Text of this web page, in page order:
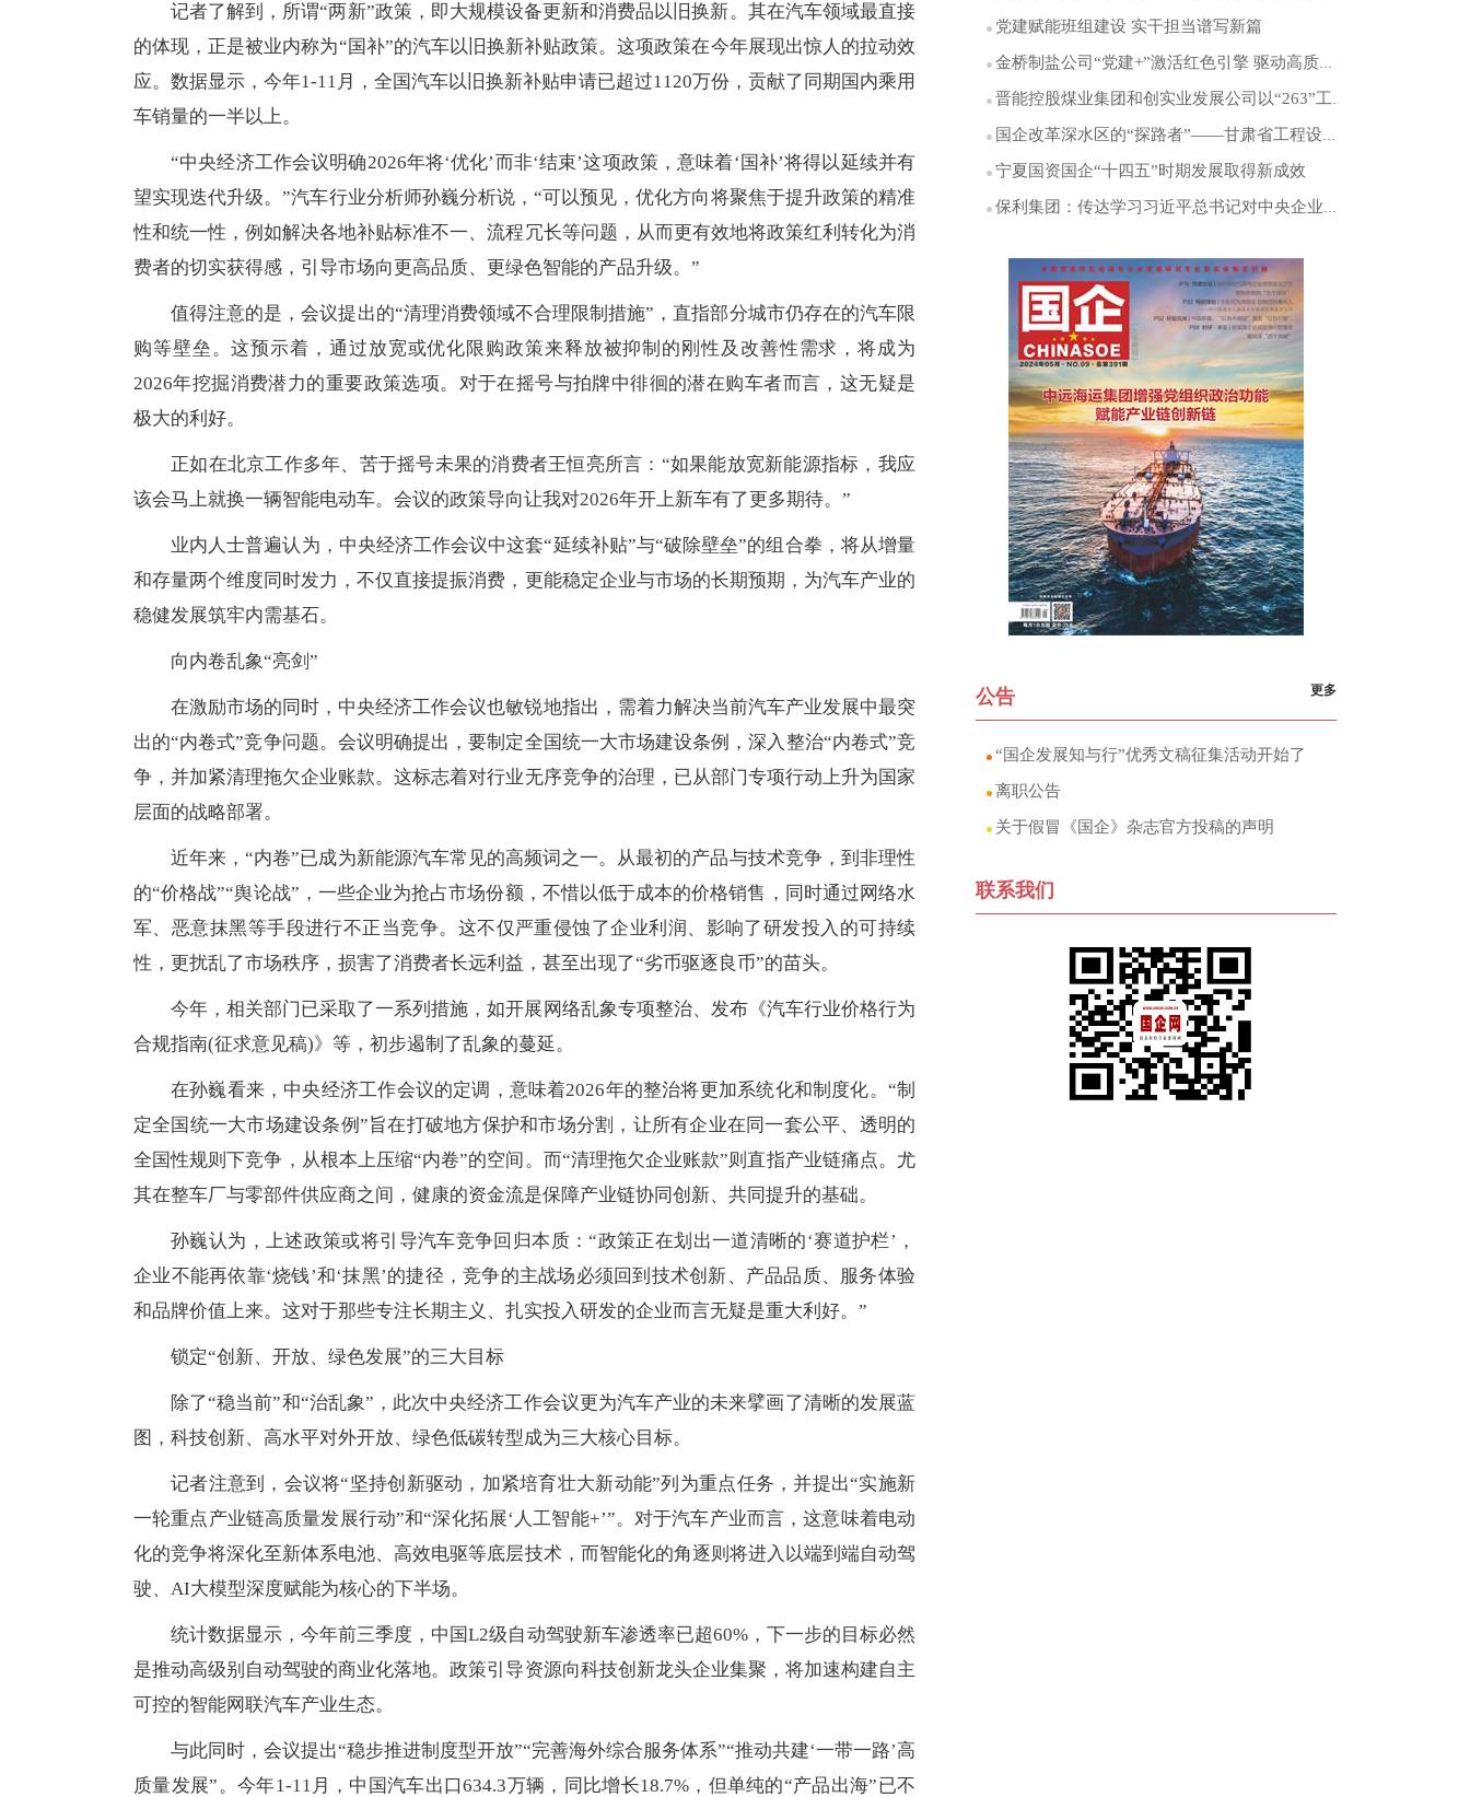
记者了解到，所谓“两新”政策，即大规模设备更新和消费品以旧换新。其在汽车领域最直接
的体现，正是被业内称为“国补”的汽车以旧换新补贴政策。这项政策在今年展现出惊人的拉动效
应。数据显示，今年1-11月，全国汽车以旧换新补贴申请已超过1120万份，贡献了同期国内乘用
车销量的一半以上。
“中央经济工作会议明确2026年将‘优化’而非‘结束’这项政策，意味着‘国补’将得以延续并有
望实现迭代升级。”汽车行业分析师孙巍分析说，“可以预见，优化方向将聚焦于提升政策的精准
性和统一性，例如解决各地补贴标准不一、流程冗长等问题，从而更有效地将政策红利转化为消
费者的切实获得感，引导市场向更高品质、更绿色智能的产品升级。”
值得注意的是，会议提出的“清理消费领域不合理限制措施”，直指部分城市仍存在的汽车限
购等壁垒。这预示着，通过放宽或优化限购政策来释放被抑制的刚性及改善性需求，将成为
2026年挖掘消费潜力的重要政策选项。对于在摇号与拍牌中徘徊的潜在购车者而言，这无疑是
极大的利好。
正如在北京工作多年、苦于摇号未果的消费者王恒亮所言：“如果能放宽新能源指标，我应
该会马上就换一辆智能电动车。会议的政策导向让我对2026年开上新车有了更多期待。”
业内人士普遍认为，中央经济工作会议中这套“延续补贴”与“破除壁垒”的组合拳，将从增量
和存量两个维度同时发力，不仅直接提振消费，更能稳定企业与市场的长期预期，为汽车产业的
稳健发展筑牢内需基石。
向内卷乱象“亮剑”
在激励市场的同时，中央经济工作会议也敏锐地指出，需着力解决当前汽车产业发展中最突
出的“内卷式”竞争问题。会议明确提出，要制定全国统一大市场建设条例，深入整治“内卷式”竞
争，并加紧清理拖欠企业账款。这标志着对行业无序竞争的治理，已从部门专项行动上升为国家
层面的战略部署。
近年来，“内卷”已成为新能源汽车常见的高频词之一。从最初的产品与技术竞争，到非理性
的“价格战”“舆论战”，一些企业为抢占市场份额，不惜以低于成本的价格销售，同时通过网络水
军、恶意抹黑等手段进行不正当竞争。这不仅严重侵蚀了企业利润、影响了研发投入的可持续
性，更扰乱了市场秩序，损害了消费者长远利益，甚至出现了“劣币驱逐良币”的苗头。
今年，相关部门已采取了一系列措施，如开展网络乱象专项整治、发布《汽车行业价格行为
合规指南(征求意见稿)》等，初步遏制了乱象的蔓延。
在孙巍看来，中央经济工作会议的定调，意味着2026年的整治将更加系统化和制度化。“制
定全国统一大市场建设条例”旨在打破地方保护和市场分割，让所有企业在同一套公平、透明的
全国性规则下竞争，从根本上压缩“内卷”的空间。而“清理拖欠企业账款”则直指产业链痛点。尤
其在整车厂与零部件供应商之间，健康的资金流是保障产业链协同创新、共同提升的基础。
孙巍认为，上述政策或将引导汽车竞争回归本质：“政策正在划出一道清晰的‘赛道护栏’，
企业不能再依靠‘烧钱’和‘抹黑’的捷径，竞争的主战场必须回到技术创新、产品品质、服务体验
和品牌价值上来。这对于那些专注长期主义、扎实投入研发的企业而言无疑是重大利好。”
锁定“创新、开放、绿色发展”的三大目标
除了“稳当前”和“治乱象”，此次中央经济工作会议更为汽车产业的未来擘画了清晰的发展蓝
图，科技创新、高水平对外开放、绿色低碳转型成为三大核心目标。
记者注意到，会议将“坚持创新驱动，加紧培育壮大新动能”列为重点任务，并提出“实施新
一轮重点产业链高质量发展行动”和“深化拓展‘人工智能+’”。对于汽车产业而言，这意味着电动
化的竞争将深化至新体系电池、高效电驱等底层技术，而智能化的角逐则将进入以端到端自动驾
驶、AI大模型深度赋能为核心的下半场。
统计数据显示，今年前三季度，中国L2级自动驾驶新车渗透率已超60%，下一步的目标必然
是推动高级别自动驾驶的商业化落地。政策引导资源向科技创新龙头企业集聚，将加速构建自主
可控的智能网联汽车产业生态。
与此同时，会议提出“稳步推进制度型开放”“完善海外综合服务体系”“推动共建‘一带一路’高
质量发展”。今年1-11月，中国汽车出口634.3万辆，同比增长18.7%，但单纯的“产品出海”已不
党建赋能班组建设 实干担当谱写新篇
金桥制盐公司“党建+”激活红色引擎 驱动高质量发展
晋能控股煤业集团和创实业发展公司以“263”工作机制全面提升党建工作与生产经营共融互促水平
国企改革深水区的“探路者”——甘肃省工程设计研究院市场化改革纪实
宁夏国资国企“十四五”时期发展取得新成效
保利集团：传达学习习近平总书记对中央企业工作的重要指示
公告 更多
“国企发展知与行”优秀文稿征集活动开始了
离职公告
关于假冒《国企》杂志官方投稿的声明
联系我们